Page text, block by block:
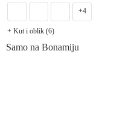
+4
+ Kut i oblik (6)
Samo na Bonamiju